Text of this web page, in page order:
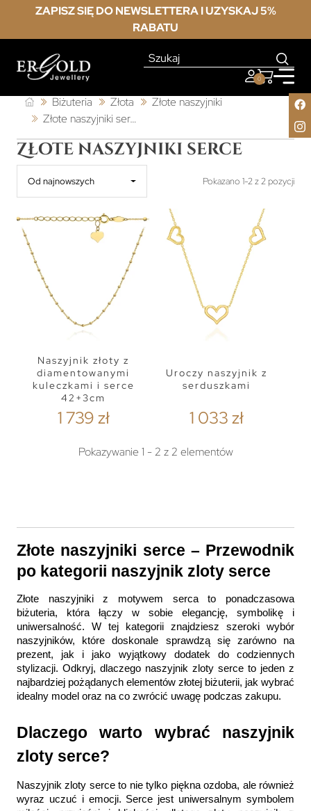
ZAPISZ SIĘ DO NEWSLETTERA I UZYSKAJ 5%
RABATU
0
Biżuteria Złota
Złote naszyjniki
Złote naszyjniki serce
Złote naszyjniki serce
Od najnowszych Pokazano 1-2 z 2 pozycji
Naszyjnik złoty z
diamentowanymi
kuleczkami i serce
42+3cm
1 739 zł
Uroczy naszyjnik z
serduszkami
1 033 zł
Pokazywanie 1 - 2 z 2 elementów
Złote naszyjniki serce – Przewodnik
po kategorii naszyjnik zloty serce
Złote naszyjniki z motywem serca to ponadczasowa
biżuteria, która łączy w sobie elegancję, symbolikę i
uniwersalność. W tej kategorii znajdziesz szeroki wybór
naszyjników, które doskonale sprawdzą się zarówno na
prezent, jak i jako wyjątkowy dodatek do codziennych
stylizacji. Odkryj, dlaczego naszyjnik zloty serce to jeden z
najbardziej pożądanych elementów złotej biżuterii, jak wybrać
idealny model oraz na co zwrócić uwagę podczas zakupu.
Dlaczego warto wybrać naszyjnik
zloty serce?
Naszyjnik zloty serce to nie tylko piękna ozdoba, ale również
wyraz uczuć i emocji. Serce jest uniwersalnym symbolem